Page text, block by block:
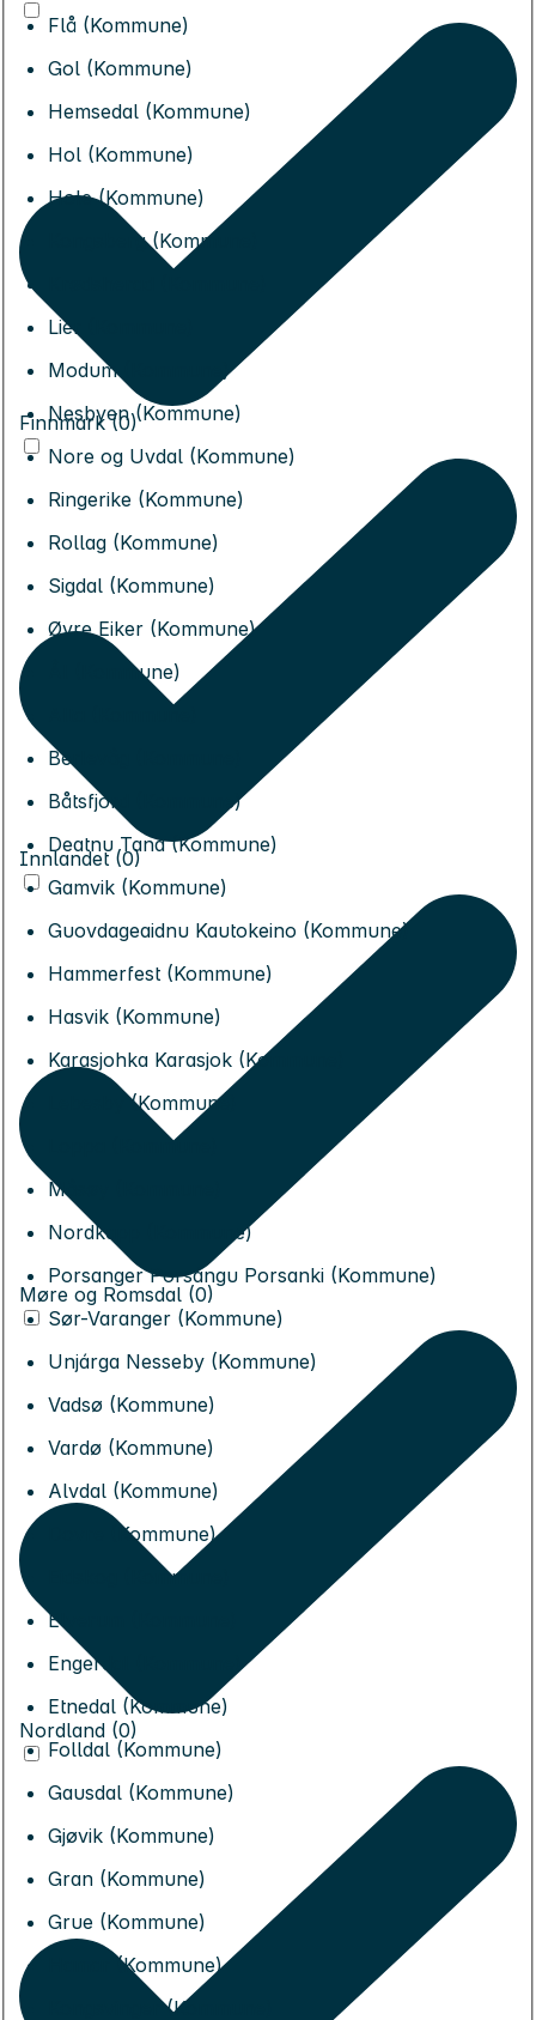
Flå (Kommune)
Gol (Kommune)
Hemsedal (Kommune)
Hol (Kommune)
Hole (Kommune)
Kongsberg (Kommune)
Lier (Kommune)
Modum (Kommune)
Nesbyen (Kommune)
Nore og Uvdal (Kommune)
Ringerike (Kommune)
Rollag (Kommune)
Sigdal (Kommune)
Øvre Eiker (Kommune)
Ål (Kommune)
Berlevåg (Kommune)
Båtsfjord (Kommune)
Deatnu Tana (Kommune)
Gamvik (Kommune)
Guovdageaidnu Kautokeino (Kommune)
Hammerfest (Kommune)
Hasvik (Kommune)
Karasjohka Karasjok (Kommune)
Lebesby (Kommune)
Loppa (Kommune)
Måsøy (Kommune)
Nordkapp (Kommune)
Porsanger Porsángu Porsanki (Kommune)
Sør-Varanger (Kommune)
Unjárga Nesseby (Kommune)
Vadsø (Kommune)
Vardø (Kommune)
Alvdal (Kommune)
Dovre (Kommune)
Eidskog (Kommune)
Elverum (Kommune)
Engerdal (Kommune)
Etnedal (Kommune)
Folldal (Kommune)
Gausdal (Kommune)
Gjøvik (Kommune)
Gran (Kommune)
Grue (Kommune)
Hamar (Kommune)
Kongsvinger (Kommune)
Finnmark (0)
Innlandet (0)
Møre og Romsdal (0)
Nordland (0)